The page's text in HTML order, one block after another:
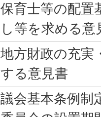
保育士等の配置
し等を求める意
地方財政の充実
する意見書
議会基本条例制